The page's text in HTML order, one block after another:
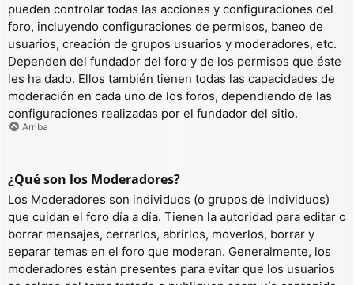
pueden controlar todas las acciones y configuraciones del
foro, incluyendo configuraciones de permisos, baneo de
usuarios, creación de grupos usuarios y moderadores, etc.
Dependen del fundador del foro y de los permisos que éste
les ha dado. Ellos también tienen todas las capacidades de
moderación en cada uno de los foros, dependiendo de las
configuraciones realizadas por el fundador del sitio.
Arriba
¿Qué son los Moderadores?
Los Moderadores son individuos (o grupos de individuos)
que cuidan el foro día a día. Tienen la autoridad para editar o
borrar mensajes, cerrarlos, abrirlos, moverlos, borrar y
separar temas en el foro que moderan. Generalmente, los
moderadores están presentes para evitar que los usuarios